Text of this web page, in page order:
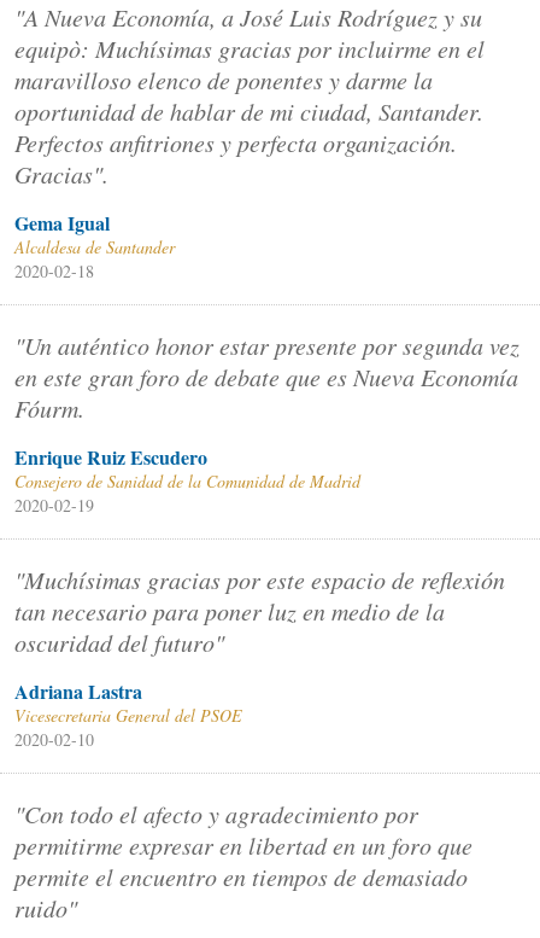
"A Nueva Economía, a José Luis Rodríguez y su
equipò: Muchísimas gracias por incluirme en el
maravilloso elenco de ponentes y darme la
oportunidad de hablar de mi ciudad, Santander.
Perfectos anfitriones y perfecta organización.
Gracias".
Gema Igual
Alcaldesa de Santander
2020-02-18
"Un auténtico honor estar presente por segunda vez
en este gran foro de debate que es Nueva Economía
Fóurm.
Enrique Ruiz Escudero
Consejero de Sanidad de la Comunidad de Madrid
2020-02-19
"Muchísimas gracias por este espacio de reflexión
tan necesario para poner luz en medio de la
oscuridad del futuro"
Adriana Lastra
Vicesecretaria General del PSOE
2020-02-10
"Con todo el afecto y agradecimiento por
permitirme expresar en libertad en un foro que
permite el encuentro en tiempos de demasiado
ruido"